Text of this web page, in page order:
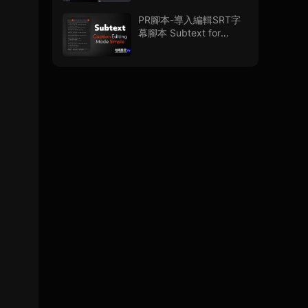
PR腳本-導入編輯SRT字
幕腳本 Subtext for